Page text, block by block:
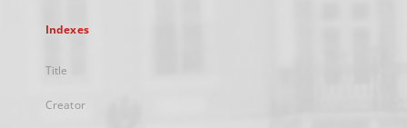
Indexes
Title
Creator